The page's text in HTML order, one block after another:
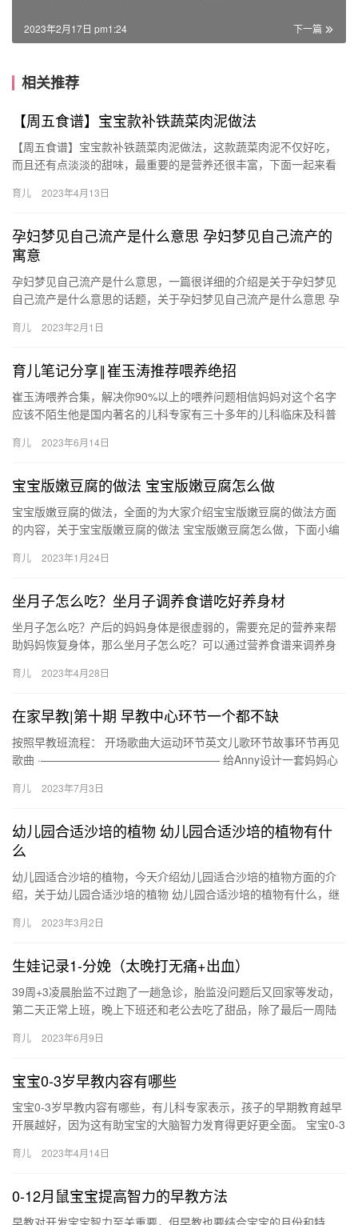
下一篇
2023年2月17日 pm1:24
相关推荐
【周五食谱】宝宝款补铁蔬菜肉泥做法
【周五食谱】宝宝款补铁蔬菜肉泥做法，这款蔬菜肉泥不仅好吃，
而且还有点淡淡的甜味，最重要的是营养还很丰富，下面一起来看
料…
育儿 2023年4月13日
孕妇梦见自己流产是什么意思 孕妇梦见自己流产的
寓意
孕妇梦见自己流产是什么意思，一篇很详细的介绍是关于孕妇梦见
自己流产是什么意思的话题，关于孕妇梦见自己流产是什么意思 孕
流…
育儿 2023年2月1日
育儿笔记分享‖崔玉涛推荐喂养绝招
崔玉涛喂养合集，解决你90%以上的喂养问题相信妈妈对这个名字
应该不陌生他是国内著名的儿科专家有三十多年的儿科临床及科普
9…
育儿 2023年6月14日
宝宝版嫩豆腐的做法 宝宝版嫩豆腐怎么做
宝宝版嫩豆腐的做法，全面的为大家介绍宝宝版嫩豆腐的做法方面
的内容，关于宝宝版嫩豆腐的做法 宝宝版嫩豆腐怎么做，下面小编
育儿 2023年1月24日
坐月子怎么吃？坐月子调养食谱吃好养身材
坐月子怎么吃？产后的妈妈身体是很虚弱的，需要充足的营养来帮
助妈妈恢复身体，那么坐月子怎么吃？可以通过营养食谱来调养身
复…
育儿 2023年4月28日
在家早教|第十期 早教中心环节一个都不缺
按照早教班流程： 开场歌曲大运动环节英文儿歌环节故事环节再见
歌曲 ·———————————————— 给Anny设计一套妈妈心
育儿 2023年7月3日
幼儿园合适沙培的植物 幼儿园合适沙培的植物有什
么
幼儿园适合沙培的植物，今天介绍幼儿园适合沙培的植物方面的介
绍，关于幼儿园合适沙培的植物 幼儿园合适沙培的植物有什么，继
育儿 2023年3月2日
生娃记录1-分娩（太晚打无痛+出血）
39周+3凌晨胎监不过跑了一趟急诊，胎监没问题后又回家等发动，
第二天正常上班，晚上下班还和老公去吃了甜品，除了最后一周陆
育儿 2023年6月9日
宝宝0-3岁早教内容有哪些
宝宝0-3岁早教内容有哪些，有儿科专家表示，孩子的早期教育越早
开展越好，因为这有助宝宝的大脑智力发育得更好更全面。 宝宝0-3
育儿 2023年4月14日
0-12月鼠宝宝提高智力的早教方法
早教对开发宝宝智力至关重要，但早教也要结合宝宝的月份和特